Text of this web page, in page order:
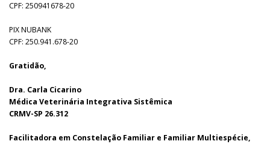
CPF: 250941678-20
PIX NUBANK
CPF: 250.941.678-20
Gratidão,
Dra. Carla Cicarino
Médica Veterinária Integrativa Sistêmica
CRMV-SP 26.312
Facilitadora em Constelação Familiar e Familiar Multiespécie,